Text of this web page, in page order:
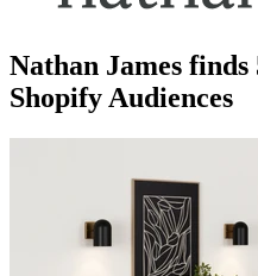
Nathan James
Shopify Audiences